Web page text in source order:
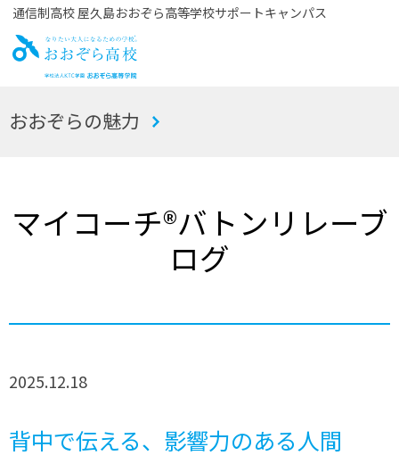
通信制高校 屋久島おおぞら高等学校サポートキャンパス
お
おおぞらの魅力
マイコーチ®バトンリレーブ
ログ
2025.12.18
背中で伝える、影響力のある人間